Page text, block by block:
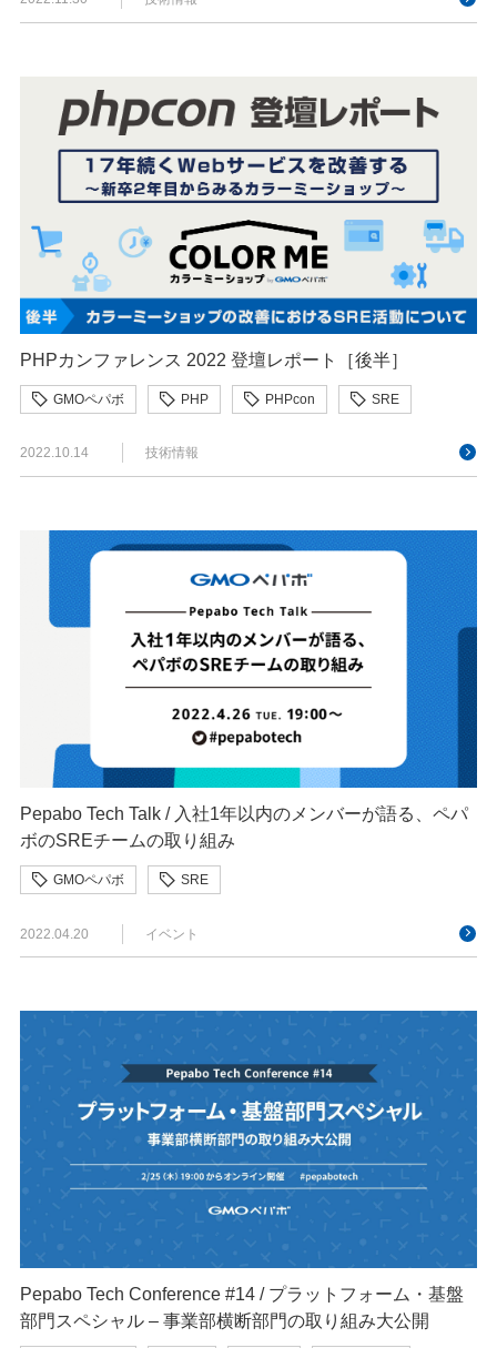
PHPカンファレンス 2022 登壇レポート［後半］
GMOペパボ PHP PHPcon SRE
2022.10.14 技術情報
Pepabo Tech Talk / 入社1年以内のメンバーが語る、ペパ
ボのSREチームの取り組み
GMOペパボ SRE
2022.04.20 イベント
Pepabo Tech Conference #14 / プラットフォーム・基盤
部門スペシャル – 事業部横断部門の取り組み大公開